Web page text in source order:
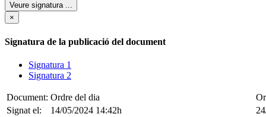
Veure signatura ...
×
Signatura de la publicació del document
Signatura 1
Signatura 2
Document: Ordre del dia
Signat el:
14/05/2024 14:42h